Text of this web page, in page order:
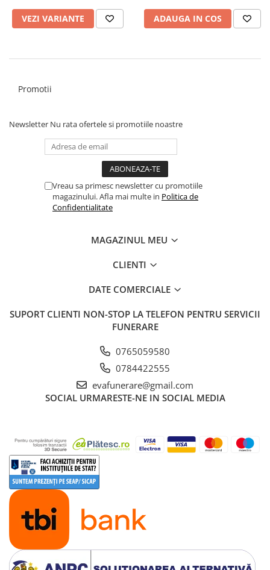
VEZI VARIANTE ADAUGA IN COS
Promotii
Newsletter Nu rata ofertele si promotiile noastre
Vreau sa primesc newsletter cu promotiile
magazinului. Afla mai multe in Politica de
Confidentialitate
MAGAZINUL MEU
CLIENTI
DATE COMERCIALE
SUPORT CLIENTI NON-STOP LA TELEFON PENTRU SERVICII
FUNERARE
0765059580
0784422555
evafunerare@gmail.com
SOCIAL URMARESTE-NE IN SOCIAL MEDIA